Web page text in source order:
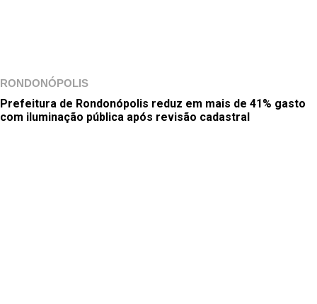
RONDONÓPOLIS
Prefeitura de Rondonópolis reduz em mais de 41% gasto
com iluminação pública após revisão cadastral